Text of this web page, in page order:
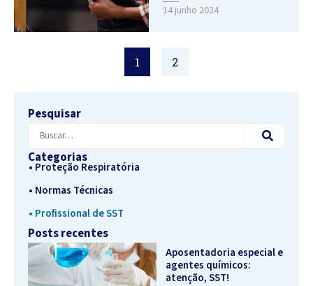
14 junho 2024
1 2
Pesquisar
Categorias
• Proteção Respiratória
• Normas Técnicas
• Profissional de SST
Posts recentes
Aposentadoria especial e
agentes químicos:
atenção, SST!